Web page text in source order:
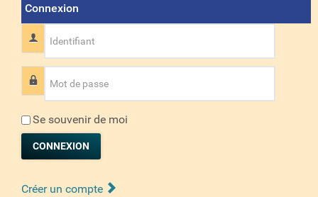
Connexion
Identifiant
Mot de passe
Se souvenir de moi
CONNEXION
Créer un compte